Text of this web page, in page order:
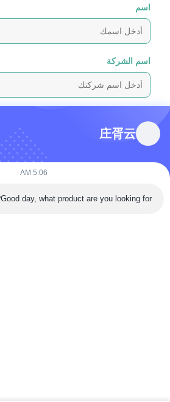
اسم
اسم الشركة
庄胥云
5:06 AM
Good day, what product are you looking for?